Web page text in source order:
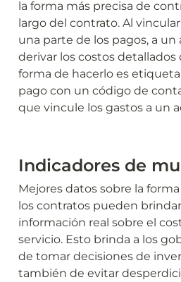
la forma más precisa de
largo del contrato. Al
una parte de los pagos, a un
derivar los costos detallados
forma de hacerlo es
pago con un código de
que vincule los gastos a un
Indicadores de
Mejores datos sobre la
los contratos pueden
información real sobre el
servicio. Esto brinda a los
de tomar decisiones de
también de evitar